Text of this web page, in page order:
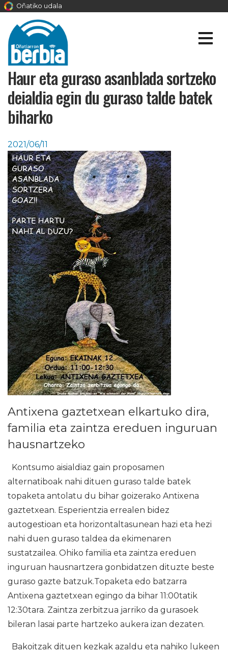
Oñatiko udala
Haur eta guraso asanblada sortzeko
deialdia egin du guraso talde batek
biharko
2021/06/11
Antixena gaztetxean elkartuko dira,
familia eta zaintza ereduen inguruan
hausnartzeko
Kontsumo aisialdiaz gain proposamen
alternatiboak nahi dituen guraso talde batek
topaketa antolatu du bihar goizerako Antixena
gaztetxean. Esperientzia errealen bidez
autogestioan eta horizontaltasunean hazi eta hezi
nahi duen guraso taldea da ekimenaren
sustatzailea. Ohiko familia eta zaintza ereduen
inguruan hausnartzera gonbidatzen dituzte beste
guraso gazte batzuk.Topaketa edo batzarra
Antixena gaztetxean egingo da bihar 11:00tatik
12:30tara. Zaintza zerbitzua jarriko da gurasoek
bileran lasai parte hartzeko aukera izan dezaten.
Bakoitzak dituen kezkak azaldu eta nahiko lukeen